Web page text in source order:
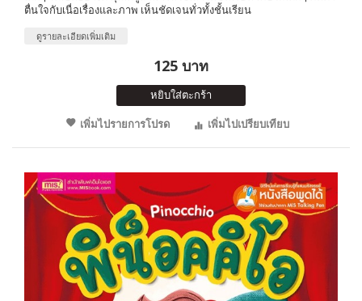
ตื่นใจกับเนื่อเรื่องและภาพ เห็นชัดเจนทั่วทั้งชั้นเรียน
ดูรายละเอียดเพิ่มเติม
125 บาท
หยิบใส่ตะกร้า
เพิ่มไปรายการโปรด
เพิ่มไปเปรียบเทียบ